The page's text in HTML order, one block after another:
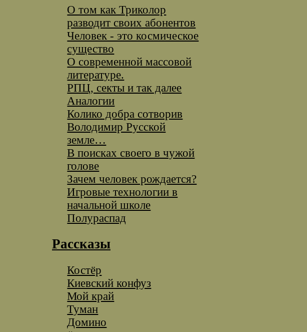
О том как Триколор
разводит своих абонентов
Человек - это космическое
существо
О современной массовой
литературе.
РПЦ, секты и так далее
Аналогии
Колико добра сотворив
Володимир Русской
земле…
В поисках своего в чужой
голове
Зачем человек рождается?
Игровые технологии в
начальной школе
Полураспад
Рассказы
Костёр
Киевский конфуз
Мой край
Туман
Домино